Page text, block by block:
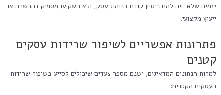
יזמים שלא היה להם ניסיון קודם בניהול עסק, ולא השקיעו מספיק בהכשרה או
ייעוץ מקצועי.
פתרונות אפשריים לשיפור שרידות עסקים
קטנים
למרות הנתונים המדאיגים, ישנם מספר צעדים שיכולים לסייע בשיפור שרידות
העסקים הקטנים: